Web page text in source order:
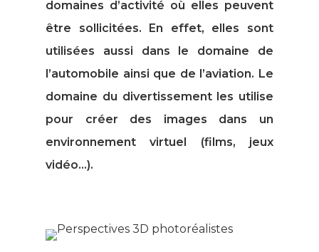
domaines d’activité où elles peuvent
être sollicitées. En effet, elles sont
utilisées aussi dans le domaine de
l’automobile ainsi que de l’aviation. Le
domaine du divertissement les utilise
pour créer des images dans un
environnement virtuel (films, jeux
vidéo…).